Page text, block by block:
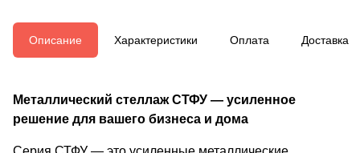
Описание Характеристики Оплата Доставка
Металлический стеллаж СТФУ — усиленное
решение для вашего бизнеса и дома